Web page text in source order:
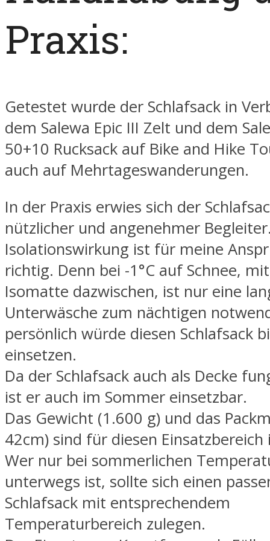
Praxis:
Getestet wurde der Schlafsack in
dem Salewa Epic III Zelt und dem
50+10 Rucksack auf Bike and Hike
auch auf Mehrtageswanderungen.
In der Praxis erwies sich der
nützlicher und angenehmer
Isolationswirkung ist für meine
richtig. Denn bei -1°C auf Schnee,
Isomatte dazwischen, ist nur eine
Unterwäsche zum nächtigen
persönlich würde diesen Schlafsack
einsetzen.
Da der Schlafsack auch als Decke
ist er auch im Sommer einsetzbar.
Das Gewicht (1.600 g) und das
42cm) sind für diesen
Wer nur bei sommerlichen
unterwegs ist, sollte sich einen
Schlafsack mit entsprechendem
Temperaturbereich zulegen.